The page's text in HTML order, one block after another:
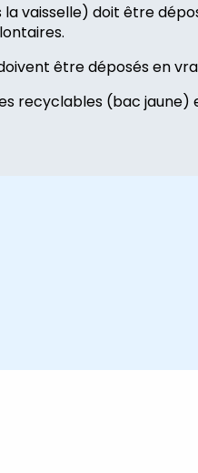
la vaisselle) doit être
être déposés en
recyclables (bac jaune)